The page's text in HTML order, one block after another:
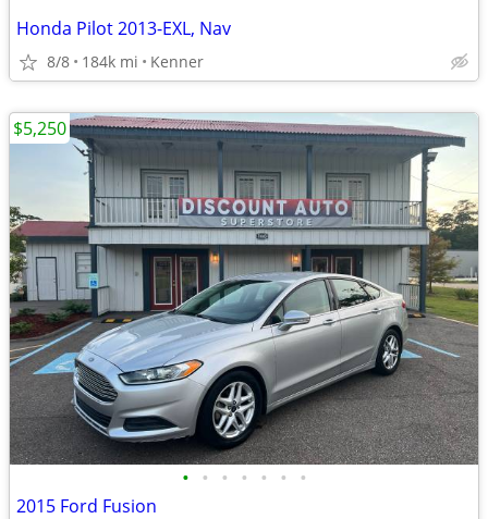
Honda Pilot 2013-EXL, Nav
8/8 184k mi Kenner
• • • • • • •
2015 Ford Fusion
$5,250